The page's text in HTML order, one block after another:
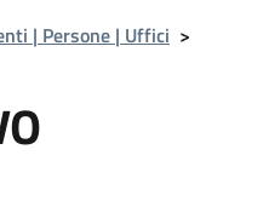
| Persone | Uffici >